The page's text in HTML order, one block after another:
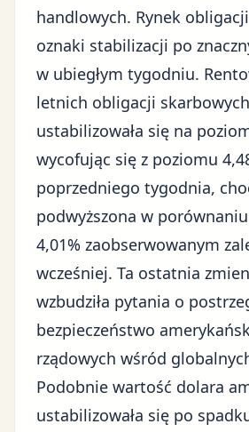
handlowych. Rynek obligacji
oznaki stabilizacji po
w ubiegłym tygodniu.
letnich obligacji skarbowych
ustabilizowała się na
wycofując się z poziomu
poprzedniego tygodnia,
podwyższona w
4,01% zaobserwowanym
wcześniej. Ta ostatnia
wzbudziła pytania o
bezpieczeństwo
rządowych wśród
Podobnie wartość dolara
ustabilizowała się po